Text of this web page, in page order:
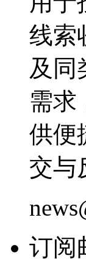
线索
及同
需求
供便
交与
订阅